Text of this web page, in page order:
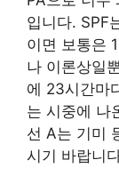
입니다. SPF
이면 보통은
나 이론상일
에 23시간마
는 시중에 나
선 A는 기미
시기 바랍니